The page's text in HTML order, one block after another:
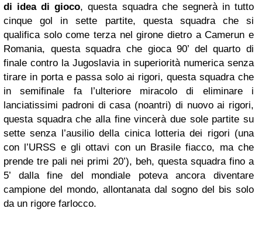
di idea di gioco, questa squadra che segnerà in tutto
cinque gol in sette partite, questa squadra che si
qualifica solo come terza nel girone dietro a Camerun e
Romania, questa squadra che gioca 90’ del quarto di
finale contro la Jugoslavia in superiorità numerica senza
tirare in porta e passa solo ai rigori, questa squadra che
in semifinale fa l’ulteriore miracolo di eliminare i
lanciatissimi padroni di casa (noantri) di nuovo ai rigori,
questa squadra che alla fine vincerà due sole partite su
sette senza l’ausilio della cinica lotteria dei rigori (una
con l’URSS e gli ottavi con un Brasile fiacco, ma che
prende tre pali nei primi 20’), beh, questa squadra fino a
5’ dalla fine del mondiale poteva ancora diventare
campione del mondo, allontanata dal sogno del bis solo
da un rigore farlocco.